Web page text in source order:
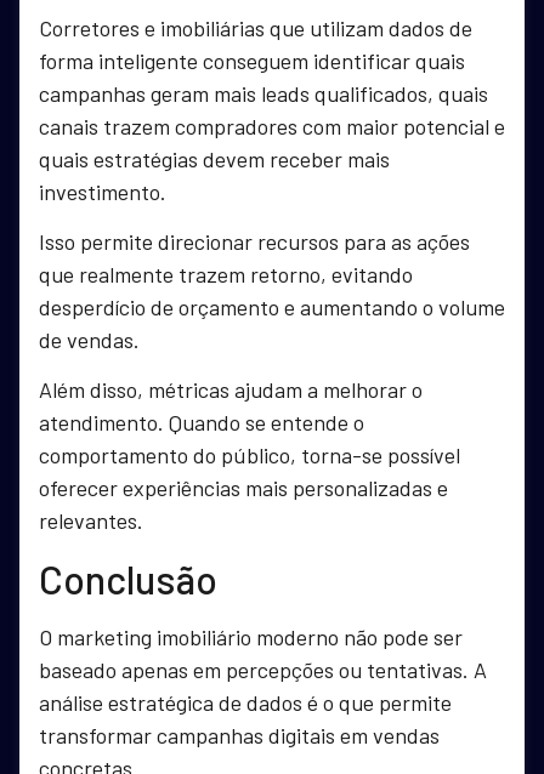
Corretores e imobiliárias que utilizam dados de
forma inteligente conseguem identificar quais
campanhas geram mais leads qualificados, quais
canais trazem compradores com maior potencial e
quais estratégias devem receber mais
investimento.
Isso permite direcionar recursos para as ações
que realmente trazem retorno, evitando
desperdício de orçamento e aumentando o volume
de vendas.
Além disso, métricas ajudam a melhorar o
atendimento. Quando se entende o
comportamento do público, torna-se possível
oferecer experiências mais personalizadas e
relevantes.
Conclusão
O marketing imobiliário moderno não pode ser
baseado apenas em percepções ou tentativas. A
análise estratégica de dados é o que permite
transformar campanhas digitais em vendas
concretas.